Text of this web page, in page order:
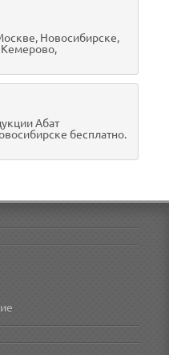
Новосибирске,
Кемерово,
Абат
бесплатно.